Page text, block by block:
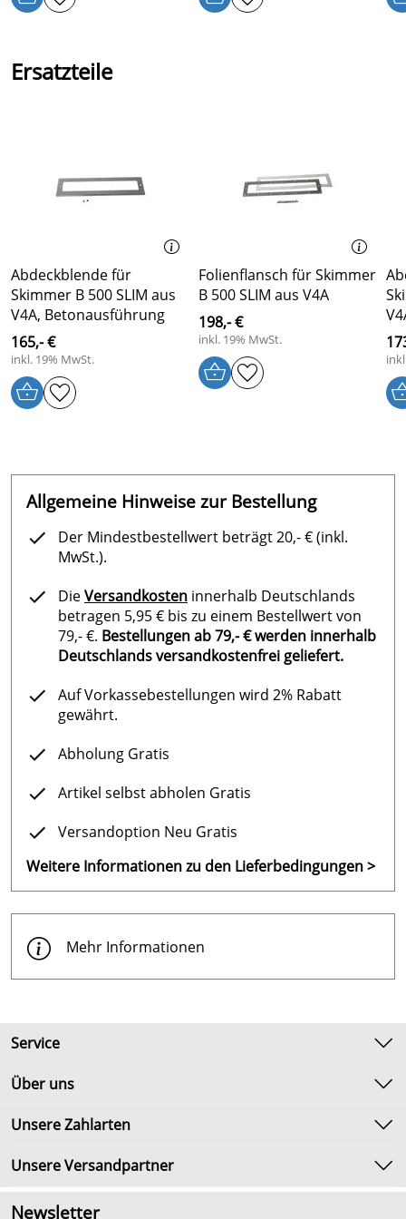
Sauganschluss mit IG 2" und AG 2½" zur Optimierung
Ersatzteile
Abdeckblende für
Skimmer B 500 SLIM aus
V4A, Betonausführung
165,- €
inkl. 19% MwSt.
Folienflansch für Skimmer
B 500 SLIM aus V4A
198,- €
inkl. 19% MwSt.
Allgemeine Hinweise zur Bestellung
Der Mindestbestellwert beträgt 20,- € (inkl.
MwSt.).
DieVersandkosten innerhalb Deutschlands
betragen 5,95 € bis zu einem Bestellwert von
79,- €. Bestellungen ab 79,- € werden innerhalb
Deutschlands versandkostenfrei geliefert.
Auf Vorkassebestellungen wird 2% Rabatt
gewährt.
Abholung Gratis
Artikel selbst abholen Gratis
Versandoption Neu Gratis
Weitere Informationen zu den Lieferbedingungen >
Mehr Informationen
Service
Kontakt
Umtausch & Rückgabe
Lieferbedingungen
Über uns
Unsere Bestseller
Neu
Angebote
Unsere Zahlarten
Unsere Versandpartner
Newsletter